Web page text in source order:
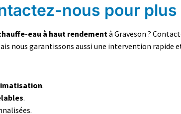
nous pour plus
eau à haut rendementà Graveson ?
nous garantissons aussi une intervention rapide
.
.